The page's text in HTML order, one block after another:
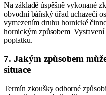
Na základě úspěšně vykonané
obvodní báňský úřad uchazeči
vymezením druhu hornické
hornickým způsobem.
poplatku.
7. Jakým způsobem
situace
Termín zkoušky odborné